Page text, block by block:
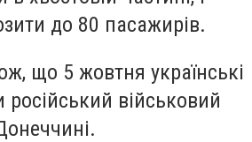
до 80 пасажирів.
що 5 жовтня українські
російський військовий